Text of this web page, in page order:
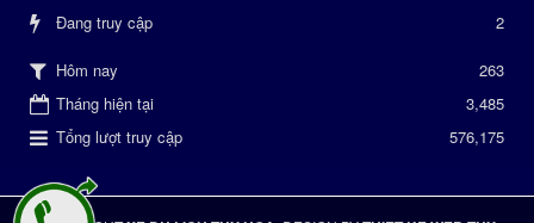
Đang truy cập 2
Hôm nay
263
Tháng hiện tại
3,485
Tổng lượt truy cập
576,175